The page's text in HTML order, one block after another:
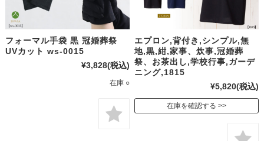
フォーマル手袋 黒 冠婚葬祭
UVカット ws-0015
¥3,828(税込)
在庫 ○
エプロン,背付き,シンプル,無
地,黒,紺,家事、炊事,冠婚葬
祭、お茶出し,学校行事,ガーデ
ニング,1815
¥5,820(税込)
在庫を確認する